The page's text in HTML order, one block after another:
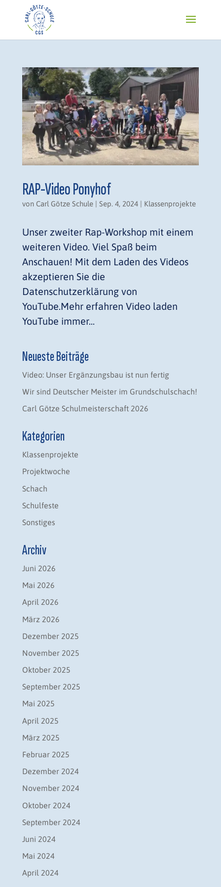
RAP-Video Ponyhof
von Carl Götze Schule| Sep. 4, 2024| Klassenprojekte
Unser zweiter Rap-Workshop mit einem
weiteren Video. Viel Spaß beim
Anschauen! Mit dem Laden des Videos
akzeptieren Sie die
Datenschutzerklärung von
YouTube.Mehr erfahren Video laden
YouTube immer...
Neueste Beiträge
Video: Unser Ergänzungsbau ist nun fertig
Wir sind Deutscher Meister im Grundschulschach!
Carl Götze Schulmeisterschaft 2026
Kategorien
Klassenprojekte
Projektwoche
Schach
Schulfeste
Sonstiges
Archiv
Juni 2026
Mai 2026
April 2026
März 2026
Dezember 2025
November 2025
Oktober 2025
September 2025
Mai 2025
April 2025
März 2025
Februar 2025
Dezember 2024
November 2024
Oktober 2024
September 2024
Juni 2024
Mai 2024
April 2024